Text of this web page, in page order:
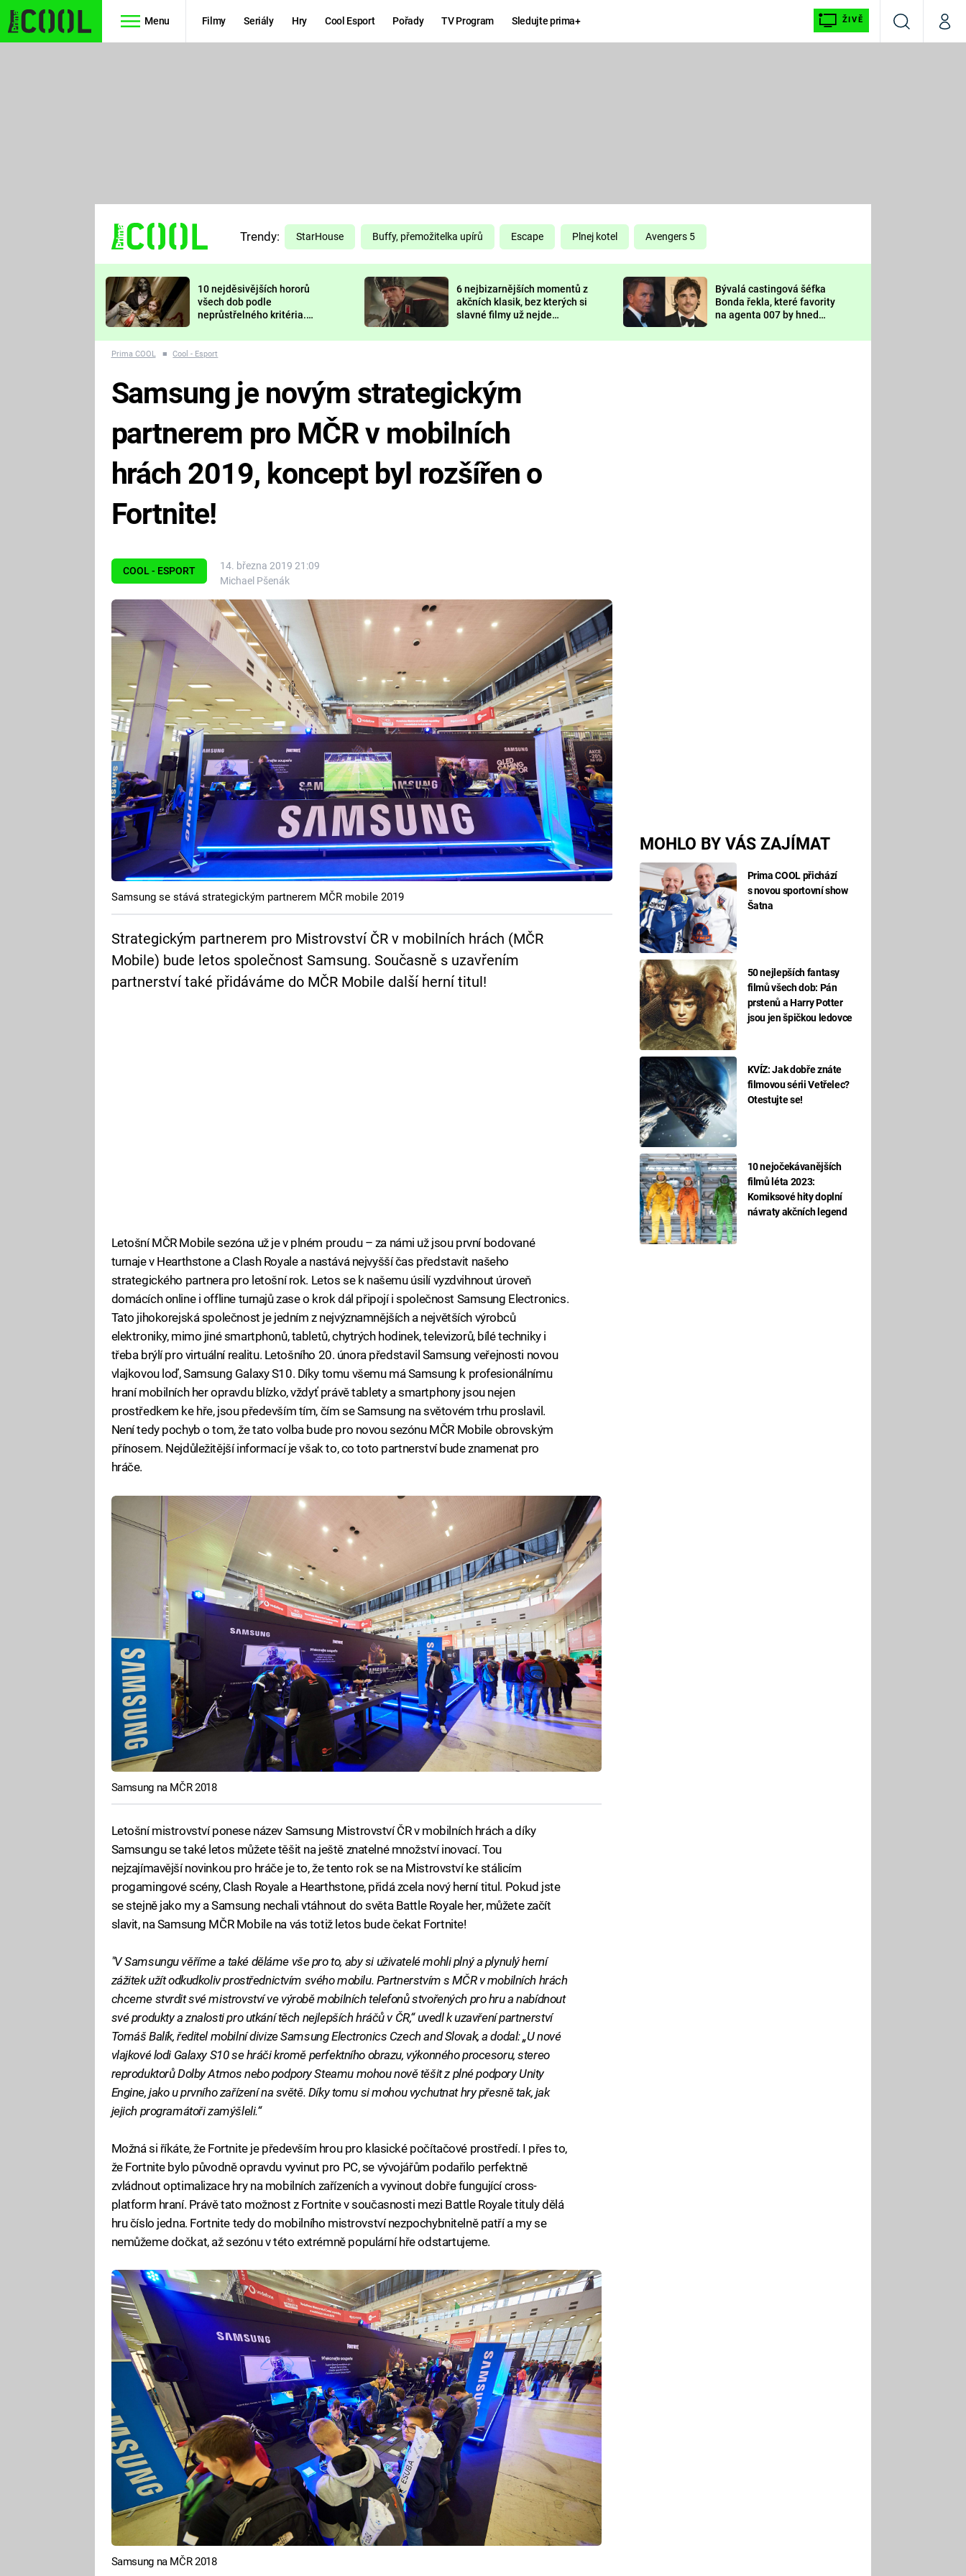
Menu Filmy Seriály Hry Cool Esport Pořady TV Program Sledujte prima+ ŽIVĚ
VyhledáváníMůj
TŘESKU
FUTURAMA
PREDÁTOR
DELIVERANCE
KOMEDIE
CHUCK
NORRIS
DEADPOOL
Prima LAJK
Sledujte nás
Trendy: StarHouse Buffy, přemožitelka upírů Escape Plnej kotel Avengers 5
10 nejděsivějších hororů
všech dob podle
neprůstřelného kritéria.
nejvíc zvednou tep?
6 nejbizarnějších momentů z
akčních klasik, bez kterých si
slavné filmy už nejde
Bývalá castingová šéfka
Bonda řekla, které favority
na agenta 007 by hned
Prima COOL ■ Cool - Esport
COOL - ESPORT
14. března 2019 21:09
Michael Pšenák
MOHLO BY VÁS ZAJÍMAT
Prima COOL přichází
s novou sportovní show
Šatna
50 nejlepších fantasy
filmů všech dob: Pán
prstenů a Harry Potter
jsou jen špičkou ledovce
KVÍZ: Jak dobře znáte
filmovou sérii Vetřelec?
Otestujte se!
10 nejočekávanějších
filmů léta 2023:
Komiksové hity doplní
návraty akčních legend
Samsung je novým strategickým
partnerem pro MČR v mobilních
hrách 2019, koncept byl rozšířen o
Fortnite!
Samsung se stává strategickým partnerem MČR mobile 2019
Strategickým partnerem pro Mistrovství ČR v mobilních hrách (MČR
Mobile) bude letos společnost Samsung. Současně s uzavřením
partnerství také přidáváme do MČR Mobile další herní titul!
Letošní MČR Mobile sezóna už je v plném proudu – za námi už jsou první bodované
turnaje v Hearthstone a Clash Royale a nastává nejvyšší čas představit našeho
strategického partnera pro letošní rok. Letos se k našemu úsilí vyzdvihnout úroveň
domácích online i offline turnajů zase o krok dál připojí i společnost Samsung Electronics.
Tato jihokorejská společnost je jedním z nejvýznamnějších a největších výrobců
elektroniky, mimo jiné smartphonů, tabletů, chytrých hodinek, televizorů, bílé techniky i
třeba brýlí pro virtuální realitu. Letošního 20. února představil Samsung veřejnosti novou
vlajkovou loď, Samsung Galaxy S10. Díky tomu všemu má Samsung k profesionálnímu
hraní mobilních her opravdu blízko, vždyť právě tablety a smartphony jsou nejen
prostředkem ke hře, jsou především tím, čím se Samsung na světovém trhu proslavil.
Není tedy pochyb o tom, že tato volba bude pro novou sezónu MČR Mobile obrovským
přínosem. Nejdůležitější informací je však to, co toto partnerství bude znamenat pro
hráče.
Samsung na MČR 2018
Letošní mistrovství ponese název Samsung Mistrovství ČR v mobilních hrách a díky
Samsungu se také letos můžete těšit na ještě znatelné množství inovací. Tou
nejzajímavější novinkou pro hráče je to, že tento rok se na Mistrovství ke stálicím
progamingové scény, Clash Royale a Hearthstone, přidá zcela nový herní titul. Pokud jste
se stejně jako my a Samsung nechali vtáhnout do světa Battle Royale her, můžete začít
slavit, na Samsung MČR Mobile na vás totiž letos bude čekat Fortnite!
"V Samsungu věříme a také děláme vše pro to, aby si uživatelé mohli plný a plynulý herní
zážitek užít odkudkoliv prostřednictvím svého mobilu. Partnerstvím s MČR v mobilních hrách
chceme stvrdit své mistrovství ve výrobě mobilních telefonů stvořených pro hru a nabídnout
své produkty a znalosti pro utkání těch nejlepších hráčů v ČR,“ uvedl k uzavření partnerství
Tomáš Balík, ředitel mobilní divize Samsung Electronics Czech and Slovak, a dodal: „U nové
vlajkové lodi Galaxy S10 se hráči kromě perfektního obrazu, výkonného procesoru, stereo
reproduktorů Dolby Atmos nebo podpory Steamu mohou nově těšit z plné podpory Unity
Engine, jako u prvního zařízení na světě. Díky tomu si mohou vychutnat hry přesně tak, jak
jejich programátoři zamýšleli.“
Možná si říkáte, že Fortnite je především hrou pro klasické počítačové prostředí. I přes to,
že Fortnite bylo původně opravdu vyvinut pro PC, se vývojářům podařilo perfektně
zvládnout optimalizace hry na mobilních zařízeních a vyvinout dobře fungující cross-
platform hraní. Právě tato možnost z Fortnite v současnosti mezi Battle Royale tituly dělá
hru číslo jedna. Fortnite tedy do mobilního mistrovství nezpochybnitelně patří a my se
nemůžeme dočkat, až sezónu v této extrémně populární hře odstartujeme.
Samsung na MČR 2018